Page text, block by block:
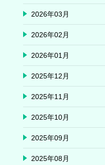
2026年03月
2026年02月
2026年01月
2025年12月
2025年11月
2025年10月
2025年09月
2025年08月